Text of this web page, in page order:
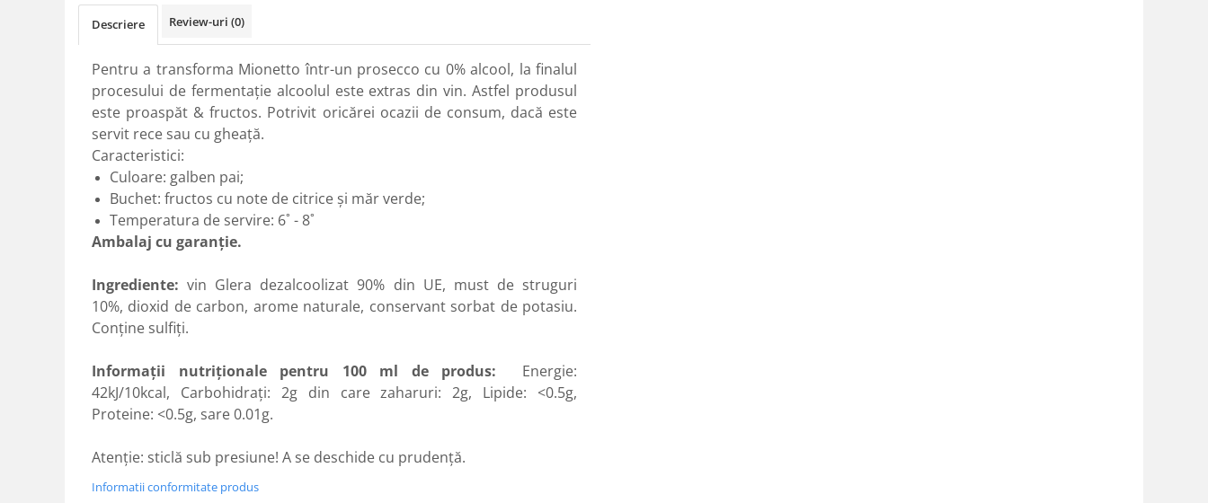
Descriere Review-uri (0)
Pentru a transforma Mionetto într-un prosecco cu 0% alcool, la finalul
procesului de fermentație alcoolul este extras din vin. Astfel produsul
este proaspăt & fructos. Potrivit oricărei ocazii de consum, dacă este
servit rece sau cu gheață.
Caracteristici:
Culoare: galben pai;
Buchet: fructos cu note de citrice și măr verde;
Temperatura de servire: 6˚ - 8˚
Ambalaj cu garanție.
Ingrediente: vin Glera dezalcoolizat 90% din UE, must de struguri
10%, dioxid de carbon, arome naturale, conservant sorbat de potasiu.
Conţine sulfiţi.
Informaţii nutriţionale pentru 100 ml de produs: Energie:
42kJ/10kcal, Carbohidraţi: 2g din care zaharuri: 2g, Lipide: <0.5g,
Proteine: <0.5g, sare 0.01g.
Atenţie: sticlă sub presiune! A se deschide cu prudenţă.
Informatii conformitate produs